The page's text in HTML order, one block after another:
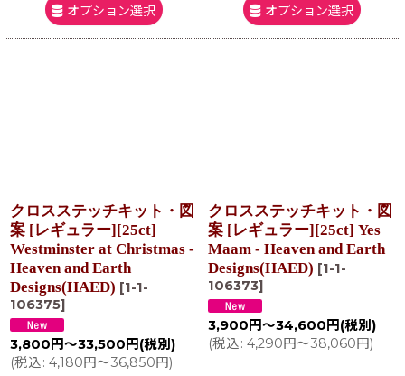
オプション選択 オプション選択
クロスステッチキット・図
案 [レギュラー][25ct]
Westminster at Christmas -
Heaven and Earth
Designs(HAED) [1-1-
106375]
3,800 円～33,500 円 (税別)
(税込: 4,180円～36,850円)
クロスステッチキット・図
案 [レギュラー][25ct] Yes
Maam - Heaven and Earth
Designs(HAED) [1-1-
106373]
3,900 円～34,600 円 (税別)
(税込: 4,290円～38,060円)